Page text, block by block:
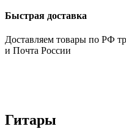
Быстрая доставка
Доставляем товары по РФ
и Почта России
Гитары